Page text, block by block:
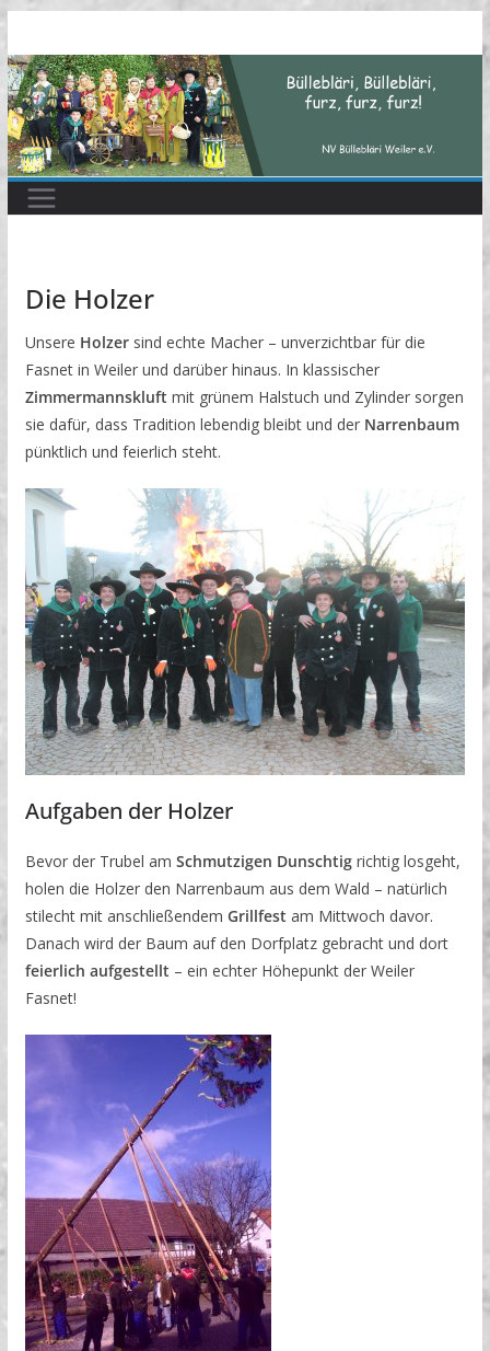
Inhalt
springen
Die Holzer
Unsere Holzersind echte Macher – unverzichtbar für die
Fasnet in Weiler und darüber hinaus. In klassischer
Zimmermannskluft mit grünem Halstuch und Zylinder sorgen
sie dafür, dass Tradition lebendig bleibt und der Narrenbaum
pünktlich und feierlich steht.
Aufgaben der Holzer
Bevor der Trubel am Schmutzigen Dunschtigrichtig losgeht,
holen die Holzer den Narrenbaum aus dem Wald – natürlich
stilecht mit anschließendem Grillfest am Mittwoch davor.
Danach wird der Baum auf den Dorfplatz gebracht und dort
feierlich aufgestellt – ein echter Höhepunkt der Weiler
Fasnet!